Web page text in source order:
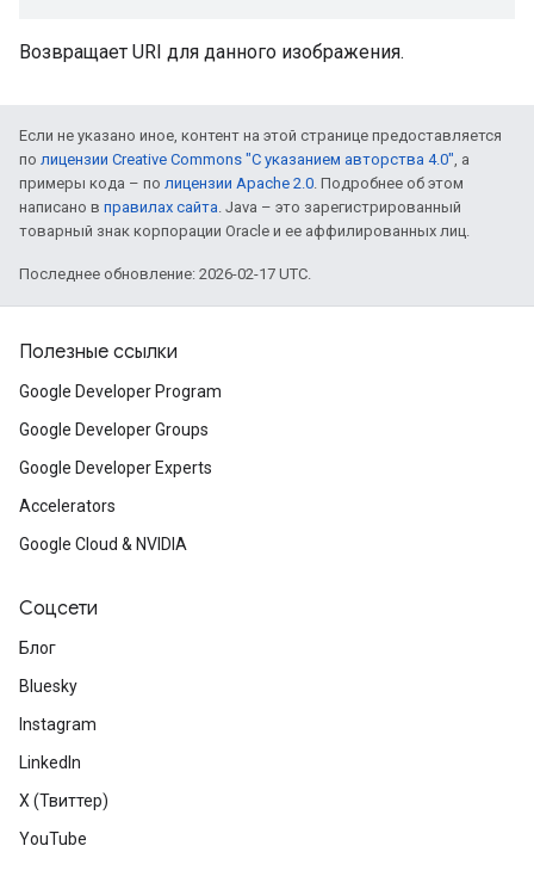
Возвращает URI для данного изображения.
Если не указано иное, контент на этой странице предоставляется
по лицензии Creative Commons "С указанием авторства 4.0", а
примеры кода – по лицензии Apache 2.0. Подробнее об этом
написано в правилах сайта. Java – это зарегистрированный
товарный знак корпорации Oracle и ее аффилированных лиц.
Последнее обновление: 2026-02-17 UTC.
Полезные ссылки
Google Developer Program
Google Developer Groups
Google Developer Experts
Accelerators
Google Cloud & NVIDIA
Соцсети
Блог
Bluesky
Instagram
LinkedIn
X (Твиттер)
YouTube